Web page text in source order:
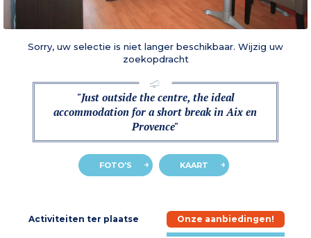
Sorry, uw selectie is niet langer beschikbaar. Wijzig uw
zoekopdracht
"Just outside the centre, the ideal
accommodation for a short break in Aix en
Provence"
FOTO'S KAART
Activiteiten ter plaatse Onze aanbiedingen!